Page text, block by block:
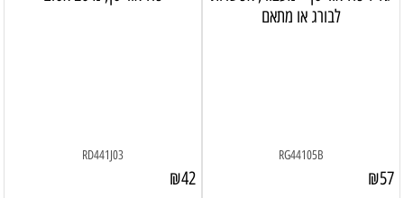
RG44105B
₪57
RD441J03
₪42